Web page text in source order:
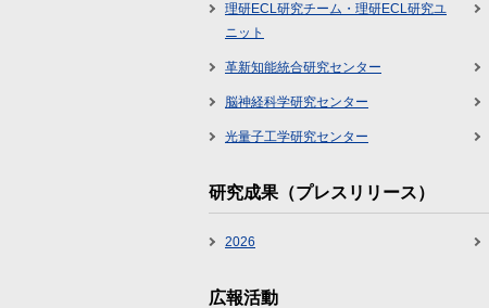
理研ECL研究チーム・理研ECL研究ユ
ニット
革新知能統合研究センター
脳神経科学研究センター
光量子工学研究センター
研究成果（プレスリリース）
2026
広報活動